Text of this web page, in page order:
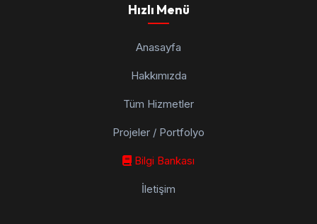
Hızlı Menü
Anasayfa
Hakkımızda
Tüm Hizmetler
Projeler / Portfolyo
Bilgi Bankası
İletişim